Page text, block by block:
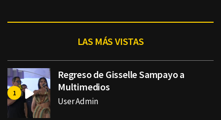
LAS MÁS VISTAS
Regreso de Gisselle Sampayo a
Multimedios
User Admin